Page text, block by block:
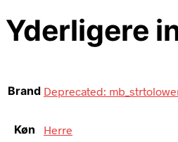
Yderligere
Brand Deprecated:
Køn Herre